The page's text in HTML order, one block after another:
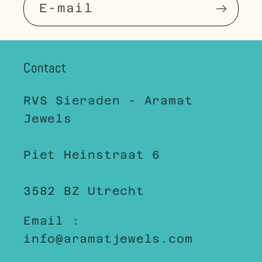
E‑mail
Contact
RVS Sieraden - Aramat
Jewels
Piet Heinstraat 6
3582 BZ Utrecht
Email :
info@aramatjewels.com